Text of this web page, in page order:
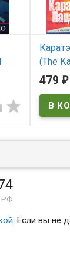

(The
В
The
479₽
РФ
. Если вы не